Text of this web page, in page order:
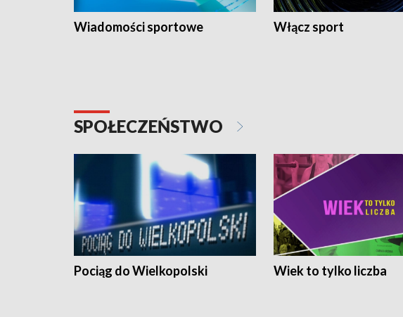
Wiadomości sportowe Włącz sport
SPOŁECZEŃSTWO
Pociąg do Wielkopolski Wiek to tylko liczba